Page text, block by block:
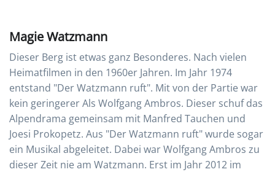
Magie Watzmann
Dieser Berg ist etwas ganz Besonderes. Nach vielen
Heimatfilmen in den 1960er Jahren. Im Jahr 1974
entstand "Der Watzmann ruft". Mit von der Partie war
kein geringerer Als Wolfgang Ambros. Dieser schuf das
Alpendrama gemeinsam mit Manfred Tauchen und
Joesi Prokopetz. Aus "Der Watzmann ruft" wurde sogar
ein Musikal abgeleitet. Dabei war Wolfgang Ambros zu
dieser Zeit nie am Watzmann. Erst im Jahr 2012 im